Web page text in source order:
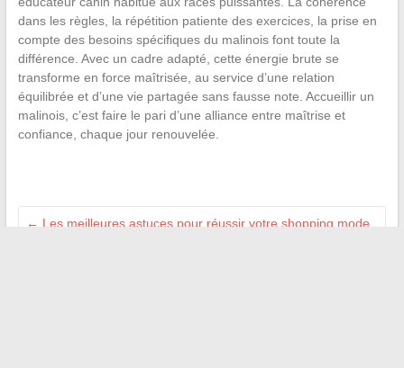
dans les règles, la répétition patiente des exercices, la prise en
compte des besoins spécifiques du malinois font toute la
différence. Avec un cadre adapté, cette énergie brute se
transforme en force maîtrisée, au service d’une relation
équilibrée et d’une vie partagée sans fausse note. Accueillir un
malinois, c’est faire le pari d’une alliance entre maîtrise et
confiance, chaque jour renouvelée.
← Les meilleures astuces pour réussir votre shopping mode